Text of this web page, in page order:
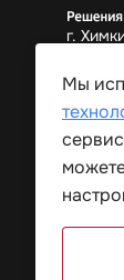
г.
Мы